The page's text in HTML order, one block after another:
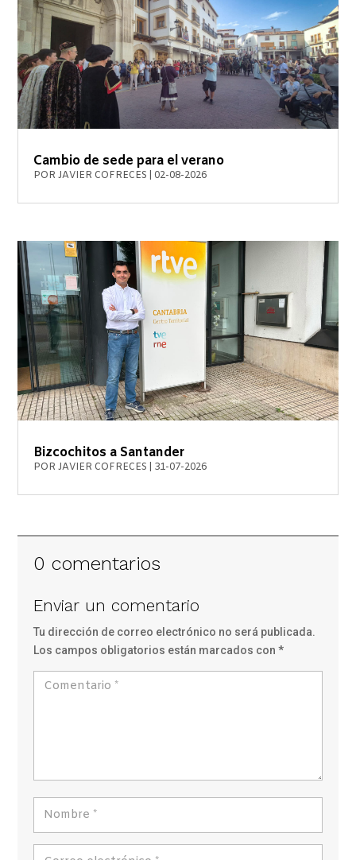
Cambio de sede para el verano
PORJAVIER COFRECES 02-08-2026
Bizcochitos a Santander
PORJAVIER COFRECES 31-07-2026
0 comentarios
Enviar un comentario
Tu dirección de correo electrónico no será publicada.
Los campos obligatorios están marcados con*